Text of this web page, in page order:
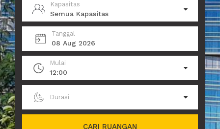
Kapasitas
Semua Kapasitas
Tanggal
08 Aug 2026
Mulai
12:00
Durasi
CARI RUANGAN